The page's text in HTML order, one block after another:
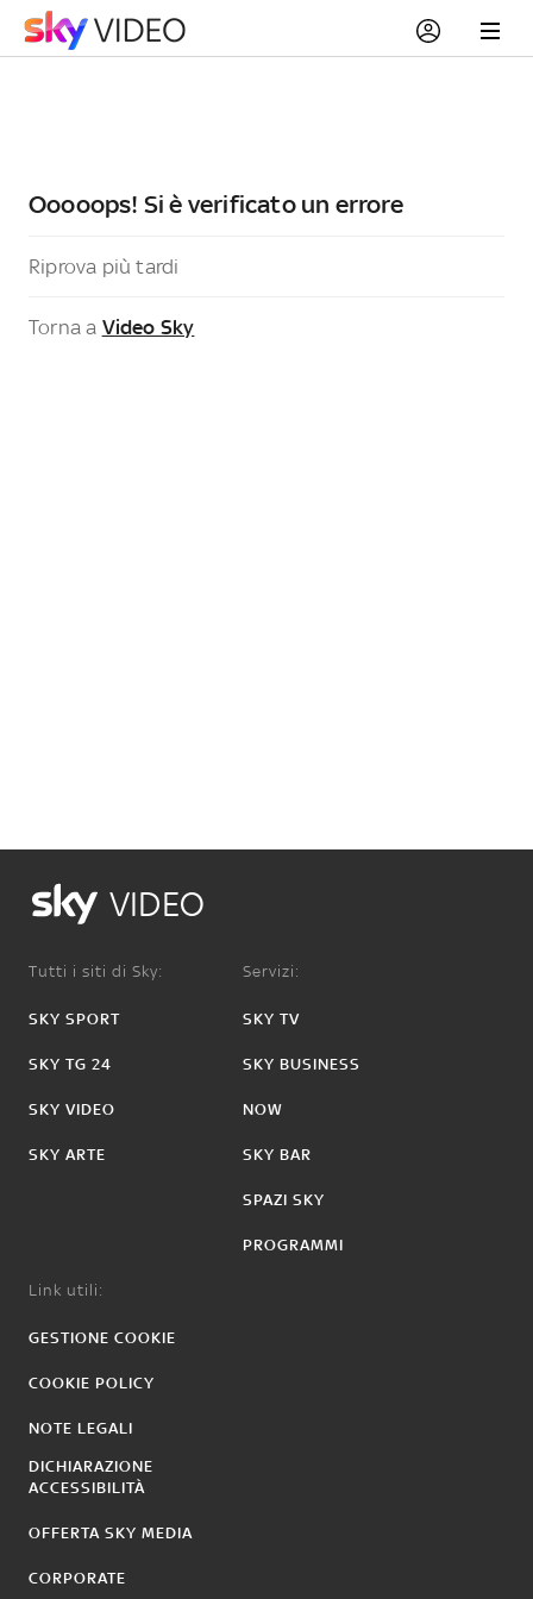
Ooooops! Si è verificato un errore
Riprova più tardi
Torna a Video Sky
VIDEO
Tutti i siti di Sky:
SKY SPORT
SKY TG 24
SKY VIDEO
SKY ARTE
Servizi:
SKY TV
SKY BUSINESS
NOW
SKY BAR
SPAZI SKY
PROGRAMMI
Link utili:
GESTIONE COOKIE
COOKIE POLICY
NOTE LEGALI
DICHIARAZIONE
ACCESSIBILITÀ
OFFERTA SKY MEDIA
CORPORATE